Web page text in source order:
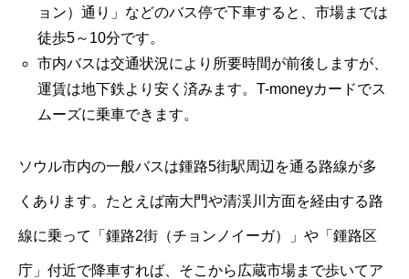
ョン）通り」などのバス停で下車すると、市場までは
徒歩5～10分です。
市内バスは交通状況により所要時間が前後しますが、
運賃は地下鉄より安く済みます。T-moneyカードでス
ムーズに乗車できます。
ソウル市内の一般バスは鍾路5街駅周辺を通る路線が多
くあります。たとえば南大門や清渓川方面を経由する路
線に乗って「鍾路2街（チョンノイーガ）」や「鍾路区
庁」付近で降車すれば、そこから広蔵市場まで歩いてア